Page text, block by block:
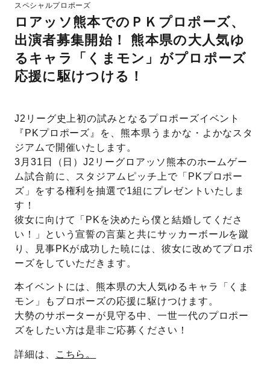
スペシャルプロポーズ
ロアッソ熊本でのＰＫプロポーズ、
出演者募集開始！ 熊本県の大人気ゆ
るキャラ「くまモン」がプロポーズ
応援に駆けつける！
J2リーグ史上初の試みとなるプロポーズイベント
『PKプロポーズ』を、熊本県うまかな・よかなスタ
ジアムで開催いたします。
3月31日（日）J2リーグロアッソ熊本のホームゲー
ム試合前に、スタジアムピッチ上で「PKプロポー
ズ」をする権利を抽選で1組にプレゼントいたしま
す！
彼女に向けて「PKを決めたら僕と結婚してくださ
い！」という宣誓の言葉と共にサッカーボールを蹴
り、見事PKが成功した暁には、彼女に改めてプロポ
ーズをしていただきます。
本イベントには、熊本県の大人気ゆるキャラ「くま
モン」もプロポーズの応援に駆けつけます。
大勢のサポーターが見守る中、一世一代のプロポー
ズをしたい方は是非ご応募ください！
詳細は、 こちら。
プロポーズ知恵袋
プロポーズサポートの流れ
スペシャルプロポーズイベント
おすすめの婚約指輪
パーフェクトプロポーズリング®
先輩の体験談
プロポーズ知恵袋
プロポーズ意識調査結果一覧
婚約指輪選び方ガイド
ダイヤモンドの品質とは？
アイプリモについて
ニュース
婚約指輪のご購入と
プロポーズのご相談